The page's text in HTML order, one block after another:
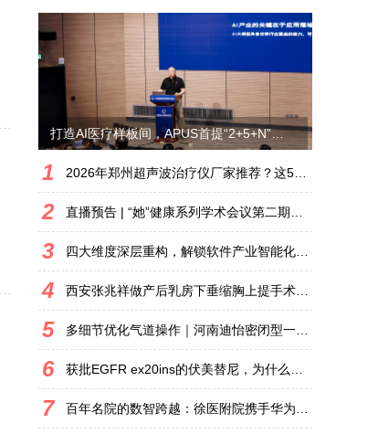
打造AI医疗样板间，APUS首提“2+5+N”AI医疗战略
1
2
3
4
5
6
7